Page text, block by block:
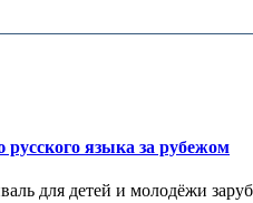
языка за рубежом
для детей и молодёжи